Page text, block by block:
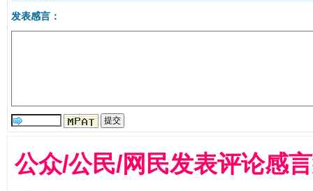
发表感言：
公众/公民/网民发表评论感